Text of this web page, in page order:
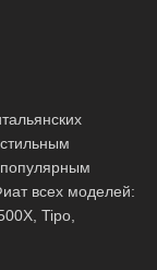
всех моделей:
Tipo,